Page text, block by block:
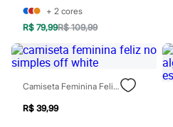
Calcinhas
Cintas e Modeladores
Meias
Pijamas
Sutiãs e Tops
Moda praia
Biquínis
Saídas de praia
+ 2 cores
R$ 79,99R$ 109,99
Camiseta Feminina Feliz No Simples Off White
R$ 39,99